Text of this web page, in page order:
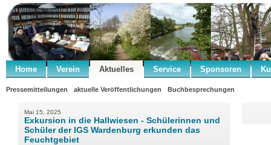
Home Verein Aktuelles Service Sponsoren
Pressemitteilungen aktuelle Veröffentlichungen Buchbesprechungen
Mai 15, 2025
Exkursion in die Hallwiesen - Schülerinnen und
Schüler der IGS Wardenburg erkunden das
Feuchtgebiet